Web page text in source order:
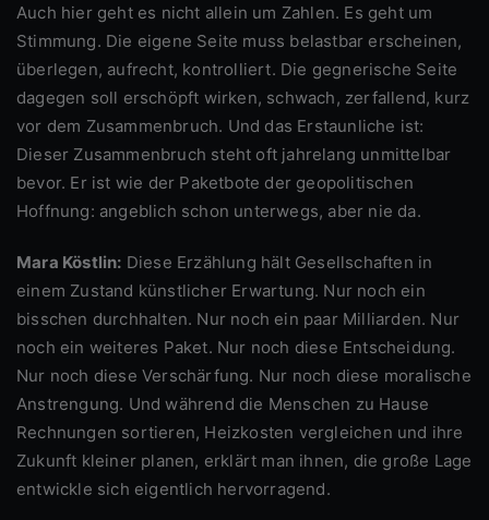
Auch hier geht es nicht allein um Zahlen. Es geht um
Stimmung. Die eigene Seite muss belastbar erscheinen,
überlegen, aufrecht, kontrolliert. Die gegnerische Seite
dagegen soll erschöpft wirken, schwach, zerfallend, kurz
vor dem Zusammenbruch. Und das Erstaunliche ist:
Dieser Zusammenbruch steht oft jahrelang unmittelbar
bevor. Er ist wie der Paketbote der geopolitischen
Hoffnung: angeblich schon unterwegs, aber nie da.
Mara Köstlin: Diese Erzählung hält Gesellschaften in
einem Zustand künstlicher Erwartung. Nur noch ein
bisschen durchhalten. Nur noch ein paar Milliarden. Nur
noch ein weiteres Paket. Nur noch diese Entscheidung.
Nur noch diese Verschärfung. Nur noch diese moralische
Anstrengung. Und während die Menschen zu Hause
Rechnungen sortieren, Heizkosten vergleichen und ihre
Zukunft kleiner planen, erklärt man ihnen, die große Lage
entwickle sich eigentlich hervorragend.